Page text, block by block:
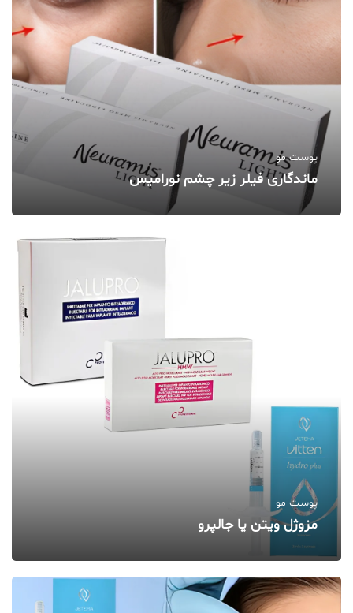
پوست مو
ماندگاری فیلر زیر چشم نورامیس
پوست مو
مزوژل ویتن یا جالپرو